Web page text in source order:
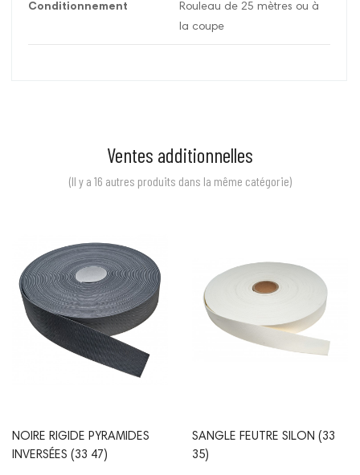
Conditionnement
Rouleau de 25 mètres ou à
la coupe
Ventes additionnelles
(Il y a 16 autres produits dans la même catégorie)
NOIRE RIGIDE PYRAMIDES
INVERSÉES (33 47)
SANGLE FEUTRE SILON (33
35)